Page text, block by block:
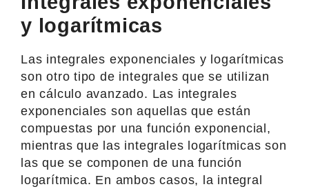
y logarítmicas
Las integrales exponenciales y logarítmicas
son otro tipo de integrales que se utilizan
en cálculo avanzado. Las integrales
exponenciales son aquellas que están
compuestas por una función exponencial,
mientras que las integrales logarítmicas son
las que se componen de una función
logarítmica. En ambos casos, la integral